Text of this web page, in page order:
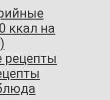
ккал на
рецепты